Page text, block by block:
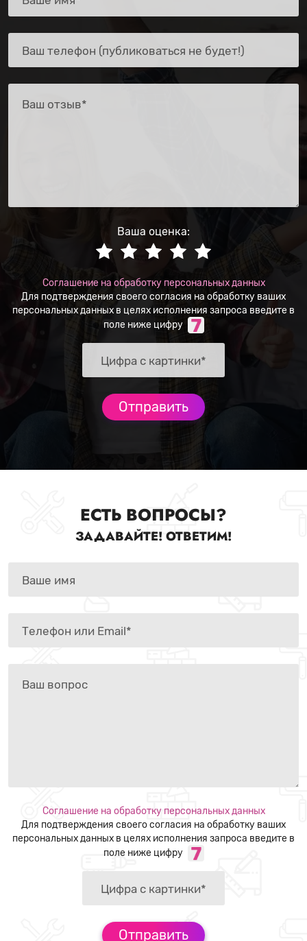
Ваша оценка:
Соглашение на обработку персональных данных
Для подтверждения своего согласия на обработку ваших
персональных данных в целях исполнения запроса введите в
поле ниже цифру
ЕСТЬ ВОПРОСЫ?
ЗАДАВАЙТЕ! ОТВЕТИМ!
Соглашение на обработку персональных данных
Для подтверждения своего согласия на обработку ваших
персональных данных в целях исполнения запроса введите в
поле ниже цифру